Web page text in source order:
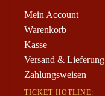
Mein Account
Warenkorb
Kasse
Versand & Lieferung
Zahlungsweisen
TICKET HOTLINE: